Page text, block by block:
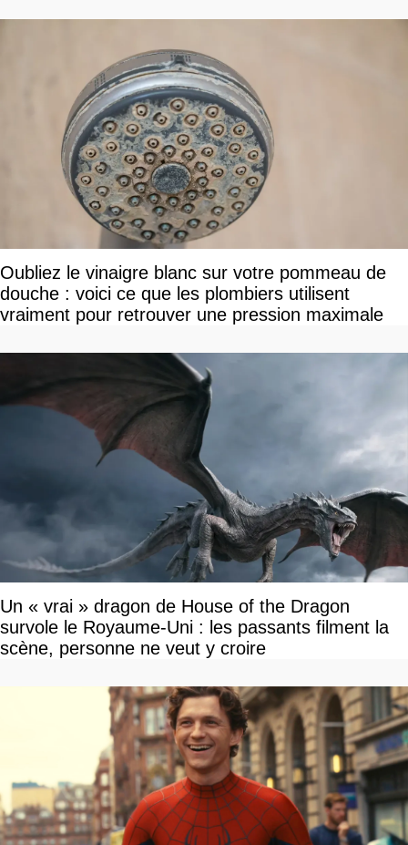
Oubliez le vinaigre blanc sur votre pommeau de
douche : voici ce que les plombiers utilisent
vraiment pour retrouver une pression maximale
Un « vrai » dragon de House of the Dragon
survole le Royaume-Uni : les passants filment la
scène, personne ne veut y croire